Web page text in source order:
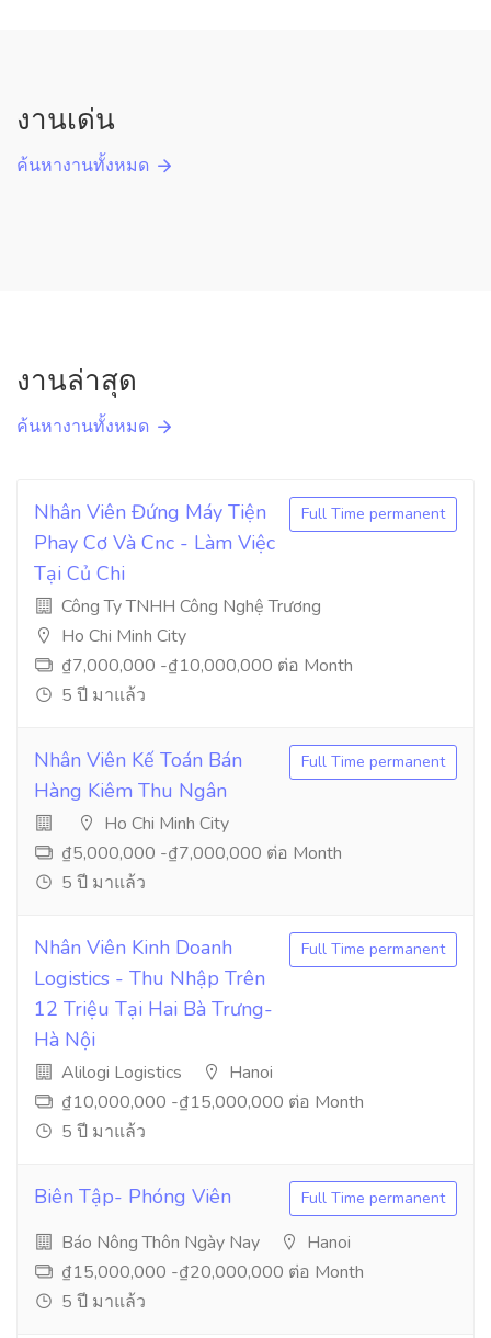
งานเด่น
ค้นหางานทั้งหมด
งานล่าสุด
ค้นหางานทั้งหมด
Nhân Viên Đứng Máy Tiện
Phay Cơ Và Cnc - Làm Việc
Tại Củ Chi
Công Ty TNHH Công Nghệ Trương
Ho Chi Minh City
₫7,000,000 -₫10,000,000 ต่อ Month
5 ปี มาแล้ว
Full Time permanent
Nhân Viên Kế Toán Bán
Hàng Kiêm Thu Ngân
Ho Chi Minh City
₫5,000,000 -₫7,000,000 ต่อ Month
5 ปี มาแล้ว
Full Time permanent
Nhân Viên Kinh Doanh
Logistics - Thu Nhập Trên
12 Triệu Tại Hai Bà Trưng-
Hà Nội
Alilogi Logistics
Hanoi
₫10,000,000 -₫15,000,000 ต่อ Month
5 ปี มาแล้ว
Full Time permanent
Biên Tập- Phóng Viên
Báo Nông Thôn Ngày Nay
Hanoi
₫15,000,000 -₫20,000,000 ต่อ Month
5 ปี มาแล้ว
Full Time permanent